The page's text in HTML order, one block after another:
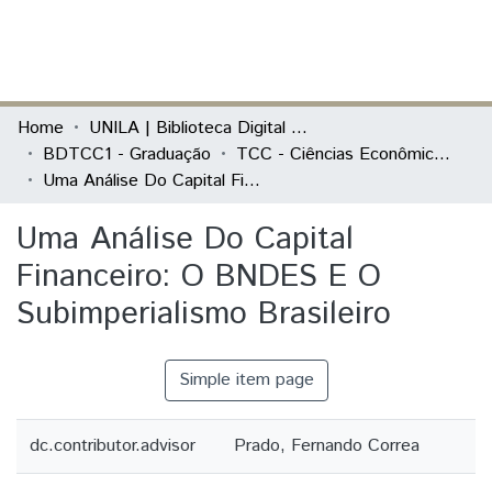
Communities & Collections
All of DSpace
Home
UNILA | Biblioteca Digital de Trabalhos de Conclusão de Curso
BDTCC1 - Graduação
TCC - Ciências Econômicas - Economia, Integração e Desenvolvimento
Uma Análise Do Capital Financeiro: O BNDES E O Subimperialismo Brasileiro
Uma Análise Do Capital
Financeiro: O BNDES E O
Subimperialismo Brasileiro
Simple item page
dc.contributor.advisor Prado, Fernando Correa